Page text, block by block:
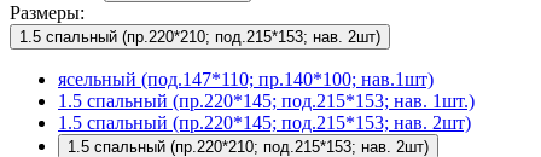
Размеры:
1.5 спальный (пр.220*210; под.215*153; нав. 2шт)
ясельный (под.147*110; пр.140*100; нав.1шт)
1.5 спальный (пр.220*145; под.215*153; нав. 1шт.)
1.5 спальный (пр.220*145; под.215*153; нав. 2шт)
1.5 спальный (пр.220*210; под.215*153; нав. 2шт)